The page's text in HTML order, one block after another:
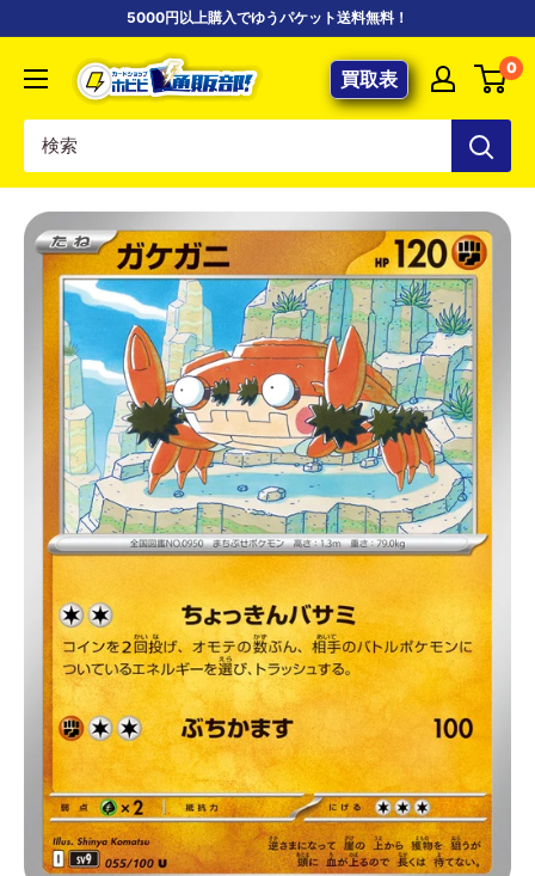
5000円以上購入でゆうパケット送料無料！
【ポ
ケ
専
門
カ
ー
シ
ョ
ッ
プ
ホ
ビ
ビ
通
部
買取表 0